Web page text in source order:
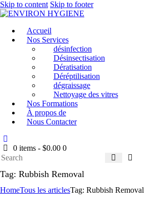
Skip to content Skip to footer
Accueil
Nos Services
désinfection
Désinsectisation
Dératisation
Déréptilisation
dégraissage
Nettoyage des vitres
Nos Formations
À propos de
Nous Contacter
0 items -$0.00 0
Tag: Rubbish Removal
HomeTous les articlesTag: Rubbish Removal